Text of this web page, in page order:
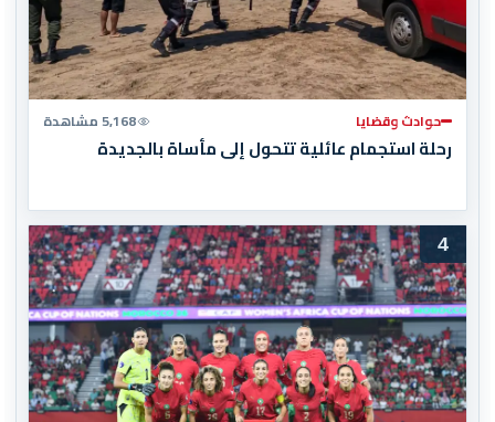
حوادث وقضايا 5,168 مشاهدة
رحلة استجمام عائلية تتحول إلى مأساة بالجديدة
4